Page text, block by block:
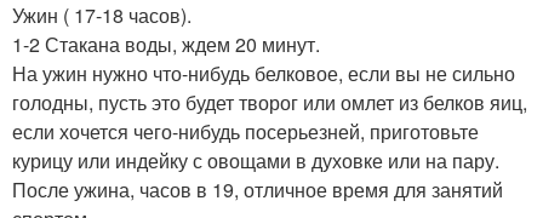
Ужин ( 17-18 часов).
1-2 Стакана воды, ждем 20 минут.
На ужин нужно что-нибудь белковое, если вы не сильно
голодны, пусть это будет творог или омлет из белков яиц,
если хочется чего-нибудь посерьезней, приготовьте
курицу или индейку с овощами в духовке или на пару.
После ужина, часов в 19, отличное время для занятий